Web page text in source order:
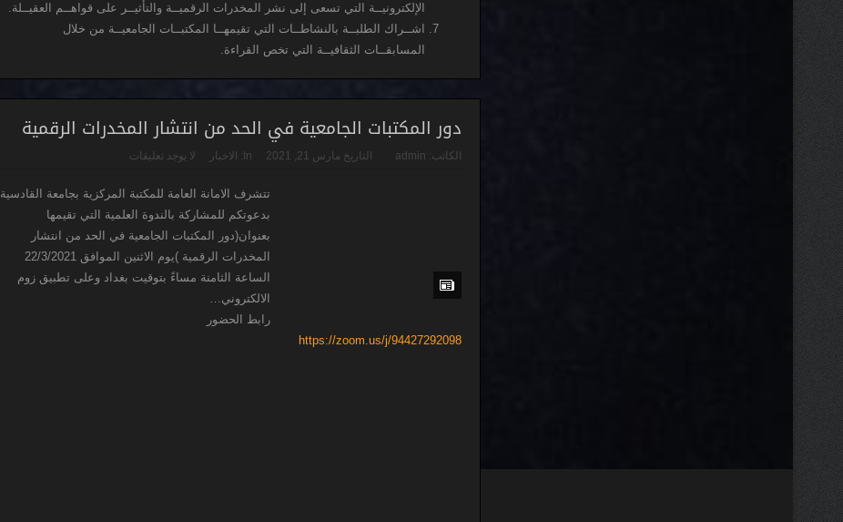
الإلكترونيــة التي تسعى إلى نشر المخدرات الرقميــة والتأثيــر على قواهــم العقيــلة.
اشــراك الطلبــة بالنشاطــات التي تقيمهــا المكتبــات الجامعيــة من خلال
المسابقــات الثقافيــة التي تخص القراءة.
دور المكتبات الجامعية في الحد من انتشار المخدرات الرقمية
الكاتب: admin التاريخ مارس 21, 2021 In: الاخبار لا يوجد تعليقات
تتشرف الامانة العامة للمكتبة المركزية بجامعة القادسية
بدعوتكم للمشاركة بالندوة العلمية التي تقيمها
بعنوان(دور المكتبات الجامعية في الحد من انتشار
المخدرات الرقمية )يوم الاثنين الموافق 22/3/2021
الساعة الثامنة مساءً بتوقيت بغداد وعلى تطبيق زوم
الالكتروني…
رابط الحضور
https://zoom.us/j/94427292098